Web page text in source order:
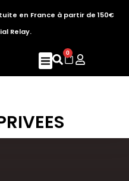
en France à partir de 150€
Relay.
0